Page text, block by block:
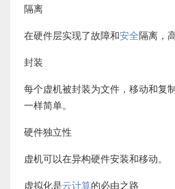
隔离
在硬件层实现了故障和安全隔离，
封装
每个虚机被封装为文件，移动和复
一样简单。
硬件独立性
虚机可以在异构硬件安装和移动。
虚拟化是云计算的必由之路